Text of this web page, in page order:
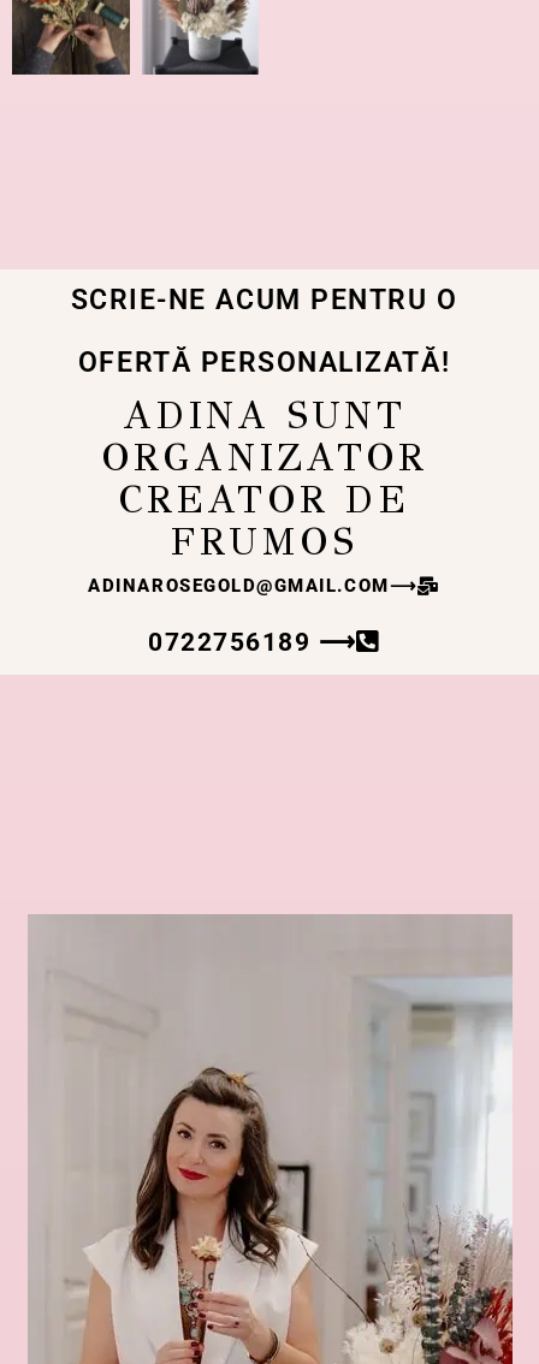
SCRIE-NE ACUM PENTRU O
OFERTĂ PERSONALIZATĂ!
ADINA SUNT
ORGANIZATOR
CREATOR DE
FRUMOS
ADINAROSEGOLD@GMAIL.COM⟶
0722756189 ⟶